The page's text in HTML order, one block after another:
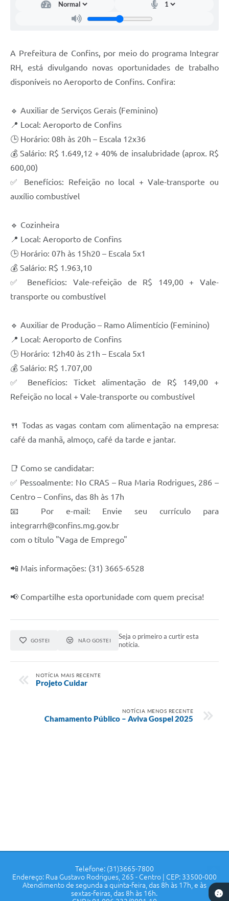
A Prefeitura de Confins, por meio do programa Integrar
RH, está divulgando novas oportunidades de trabalho
disponíveis no Aeroporto de Confins. Confira:
🔹 Auxiliar de Serviços Gerais (Feminino)
📍 Local: Aeroporto de Confins
🕒 Horário: 08h às 20h – Escala 12x36
💰 Salário: R$ 1.649,12 + 40% de insalubridade (aprox. R$
600,00)
✅ Benefícios: Refeição no local + Vale-transporte ou
auxílio combustível
🔹 Cozinheira
📍 Local: Aeroporto de Confins
🕒 Horário: 07h às 15h20 – Escala 5x1
💰 Salário: R$ 1.963,10
✅ Benefícios: Vale-refeição de R$ 149,00 + Vale-
transporte ou combustível
🔹 Auxiliar de Produção – Ramo Alimentício (Feminino)
📍 Local: Aeroporto de Confins
🕒 Horário: 12h40 às 21h – Escala 5x1
💰 Salário: R$ 1.707,00
✅ Benefícios: Ticket alimentação de R$ 149,00 +
Refeição no local + Vale-transporte ou combustível
🍴 Todas as vagas contam com alimentação na empresa:
café da manhã, almoço, café da tarde e jantar.
📑 Como se candidatar:
✅ Pessoalmente: No CRAS – Rua Maria Rodrigues, 286 –
Centro – Confins, das 8h às 17h
📧 Por e-mail: Envie seu currículo para
integrarrh@confins.mg.gov.br
com o título "Vaga de Emprego"
📲 Mais informações: (31) 3665-6528
📢 Compartilhe esta oportunidade com quem precisa!
GOSTEI NÃO GOSTEI
Seja o primeiro a curtir esta
notícia.
NOTÍCIA MAIS RECENTE
Projeto Cuidar
NOTÍCIA MENOS RECENTE
Chamamento Público – Aviva Gospel 2025
Telefone: (31)3665-7800
Endereço: Rua Gustavo Rodrigues, 265 - Centro | CEP: 33500-000
Atendimento de segunda a quinta-feira, das 8h às 17h, e às
sextas-feiras, das 8h às 16h.